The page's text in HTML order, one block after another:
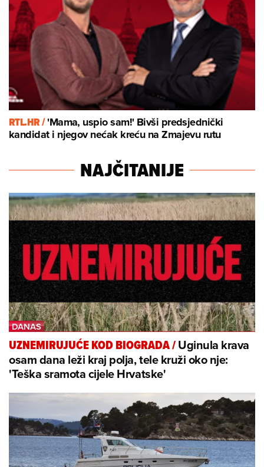
RTL.HR /'Mama, uspio sam!' Bivši predsjednički
kandidat i njegov nećak kreću na Zmajevu rutu
NAJČITANIJE
UZNEMIRUJUĆE KOD BIOGRADA/Uginula krava
osam dana leži kraj polja, tele kruži oko nje:
'Teška sramota cijele Hrvatske'